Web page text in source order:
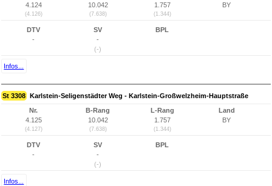
4.124
(4.126)
10.042
(7.638)
1.757
(1.344)
BY
DTV
-
SV
-
(-)
BPL
Infos...
St 3308 Karlstein-Seligenstädter Weg - Karlstein-Großwelzheim-Hauptstraße
Nr.
4.125
(4.127)
B-Rang
10.042
(7.638)
L-Rang
1.757
(1.344)
Land
BY
DTV
-
SV
-
(-)
BPL
Infos...